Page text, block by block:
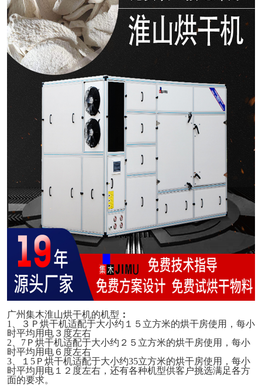
广州集木淮山烘干机的机型 ：
1、
３Ｐ烘干机适配于大小约１５立方米的烘干房使用，每小
时平均用电３度左右
2、7Ｐ烘干机适配于大小约２５立方米的烘干房使用，每小
时平均用电６度左右
3、
１ 5Ｐ烘干机适配于大小约35立方米的烘干房使用，每小
时平均用电１２度左右， 还有各种机型供客户挑选满足各方
面的要求。